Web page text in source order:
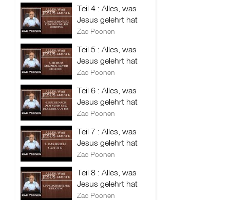
Teil 4 : Alles, was
Jesus gelehrt hat
Zac Poonen
Teil 5 : Alles, was
Jesus gelehrt hat
Zac Poonen
Teil 6 : Alles, was
Jesus gelehrt hat
Zac Poonen
Teil 7 : Alles, was
Jesus gelehrt hat
Zac Poonen
Teil 8 : Alles, was
Jesus gelehrt hat
Zac Poonen